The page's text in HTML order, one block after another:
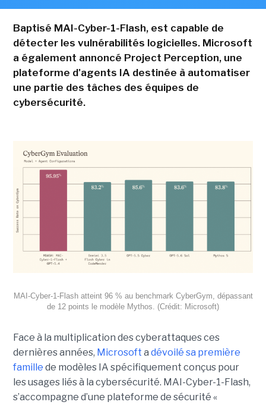
Baptisé MAI-Cyber-1-Flash, est capable de
détecter les vulnérabilités logicielles. Microsoft
a également annoncé Project Perception, une
plateforme d'agents IA destinée à automatiser
une partie des tâches des équipes de
cybersécurité.
MAI-Cyber-1-Flash atteint 96 % au benchmark CyberGym, dépassant
de 12 points le modèle Mythos. (Crédit: Microsoft)
Face à la multiplication des cyberattaques ces
dernières années, Microsoft a dévoilé sa première
famille de modèles IA spécifiquement conçus pour
les usages liés à la cybersécurité. MAI-Cyber-1-Flash,
s’accompagne d’une plateforme de sécurité «